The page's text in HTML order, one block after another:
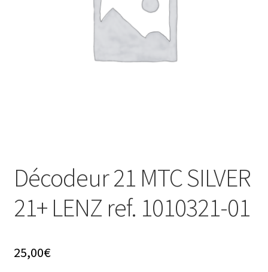
Décodeur 21 MTC SILVER
21+ LENZ ref. 1010321-01
25,00€